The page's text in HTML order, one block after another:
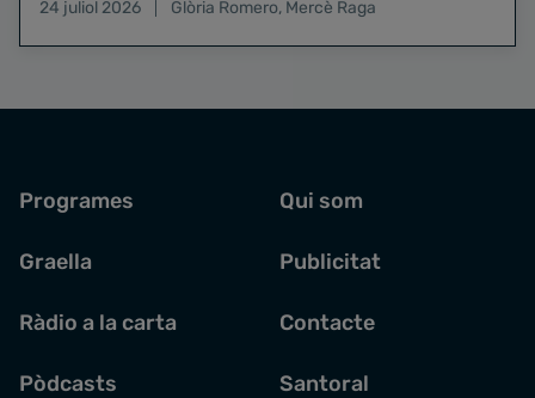
24 juliol 2026
Glòria Romero, Mercè Raga
Programes
Graella
Ràdio a la carta
Pòdcasts
Qui som
Publicitat
Contacte
Santoral